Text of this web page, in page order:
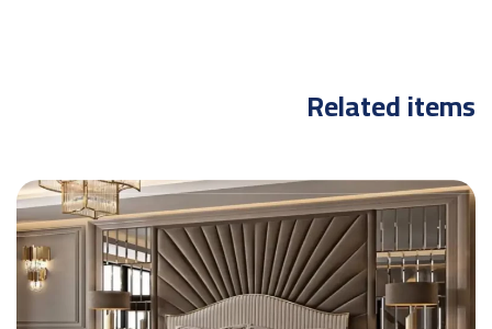
Related items